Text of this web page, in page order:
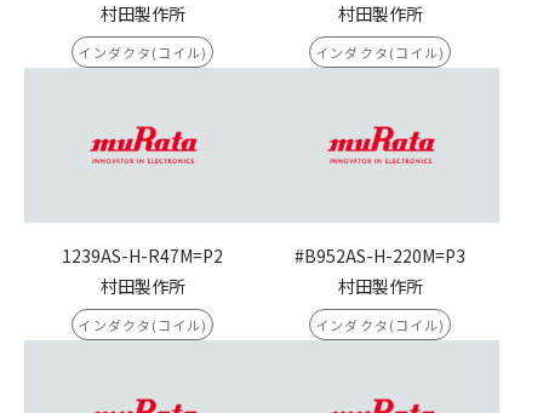
村田製作所
インダクタ(コイル)
村田製作所
インダクタ(コイル)
1239AS-H-R47M=P2
村田製作所
インダクタ(コイル)
#B952AS-H-220M=P3
村田製作所
インダクタ(コイル)